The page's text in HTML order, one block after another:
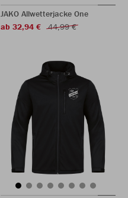
JAKO Allwetterjacke One
ab 32,94 €
44,99 €